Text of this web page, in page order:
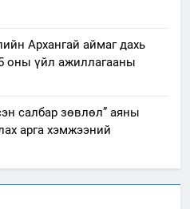
Архангай аймаг дахь
оны үйл ажиллагааны
салбар зөвлөл” аяны
арга хэмжээний